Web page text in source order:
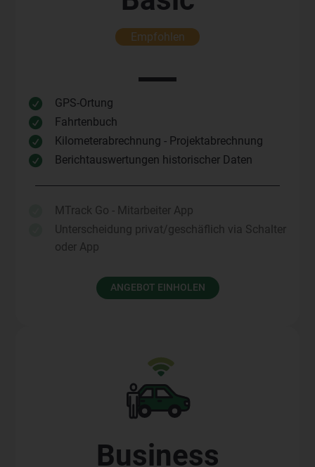
Empfohlen

GPS-Ortung

Fahrtenbuch

Kilometerabrechnung - Projektabrechnung

Berichtauswertungen historischer Daten
MTrack Go - Mitarbeiter App
Unterscheidung privat/geschäflich via Schalter
oder App
ANGEBOT EINHOLEN
Business